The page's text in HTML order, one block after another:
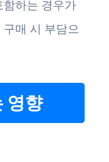
하는 경우가
매 시 부담으
영향